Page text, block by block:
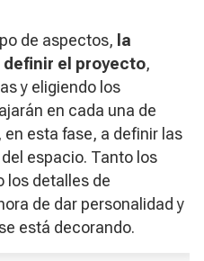
de aspectos, la
el proyecto,
y eligiendo los
en cada una de
esta fase, a definir las
espacio. Tanto los
los detalles de
de dar personalidad y
está decorando.